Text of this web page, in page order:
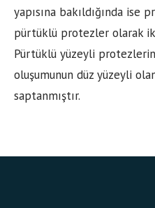
yapısına bakıldığında ise
pürtüklü protezler olarak
Pürtüklü yüzeyli
oluşumunun düz yüzeyli
saptanmıştır.